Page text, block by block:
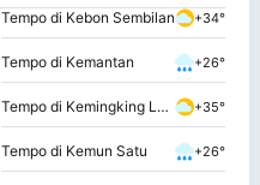
Tempo di Kebon Sembilan +34°
Tempo di Kemantan +26°
Tempo di Kemingking Luar +35°
Tempo di Kemun Satu +26°